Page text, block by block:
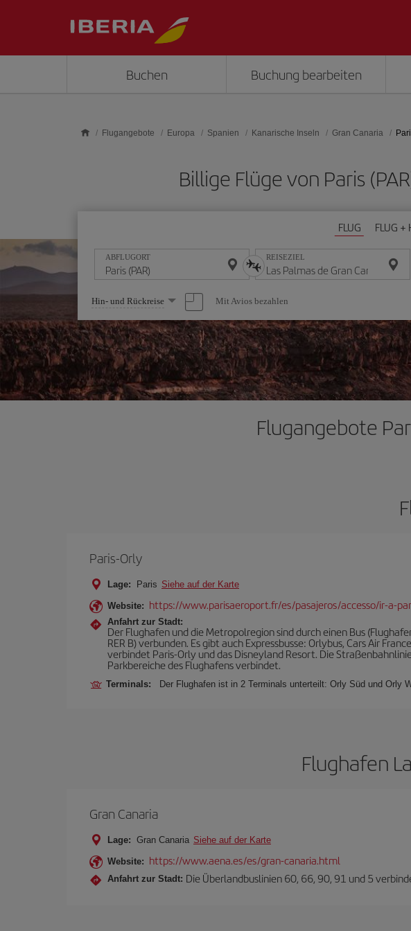
Buchen Buchung bearbeiten
Flugangebote Europa Spanien Kanarische Inseln Gran Canaria
Billige Flüge von Paris
FLUG FLUG +
ABFLUGORT REISEZIEL
Wählen
Sie
eine
Option
Hin- und Rückreise Mit Avios bezahlen
Flugangebote
Paris-Orly
Lage: Paris Siehe auf der Karte
Website: https://www.parisaeroport.fr/es/pasajeros/accesso/ir-a-
Anfahrt zur Stadt:
Der Flughafen und die Metropolregion sind durch einen Bus
RER B) verbunden. Es gibt auch Expressbusse: Orlybus, Cars Air
verbindet Paris-Orly und das Disneyland Resort. Die
Parkbereiche des Flughafens verbindet.
Terminals: Der Flughafen ist in 2 Terminals unterteilt: Orly Süd und Orly
Flughafen
Gran Canaria
Lage: Gran Canaria Siehe auf der Karte
Website: https://www.aena.es/es/gran-canaria.html
Anfahrt zur Stadt: Die Überlandbuslinien 60, 66, 90, 91 und 5